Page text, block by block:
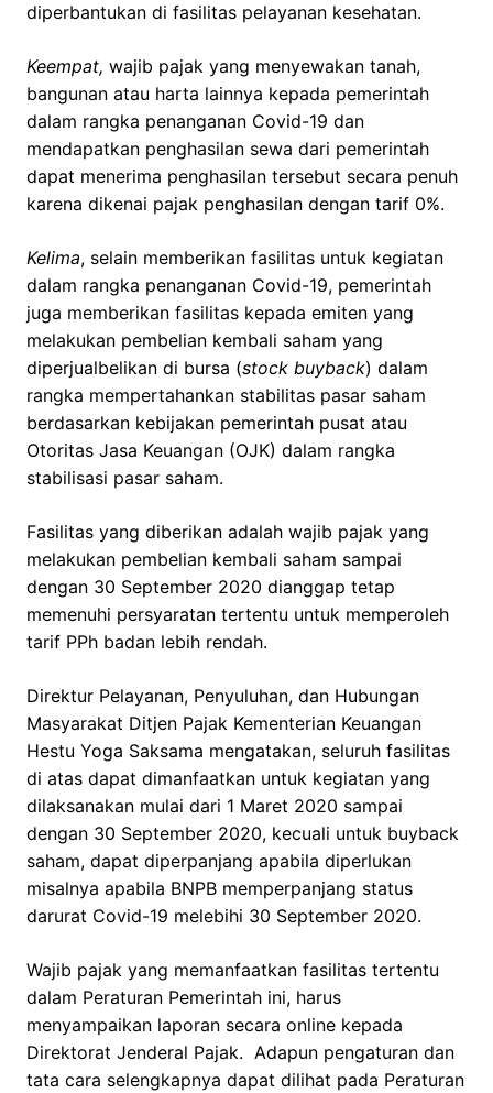
diperbantukan di fasilitas pelayanan kesehatan.
Keempat, wajib pajak yang menyewakan tanah,
bangunan atau harta lainnya kepada pemerintah
dalam rangka penanganan Covid-19 dan
mendapatkan penghasilan sewa dari pemerintah
dapat menerima penghasilan tersebut secara penuh
karena dikenai pajak penghasilan dengan tarif 0%.
Kelima, selain memberikan fasilitas untuk kegiatan
dalam rangka penanganan Covid-19, pemerintah
juga memberikan fasilitas kepada emiten yang
melakukan pembelian kembali saham yang
diperjualbelikan di bursa (stock buyback) dalam
rangka mempertahankan stabilitas pasar saham
berdasarkan kebijakan pemerintah pusat atau
Otoritas Jasa Keuangan (OJK) dalam rangka
stabilisasi pasar saham.
Fasilitas yang diberikan adalah wajib pajak yang
melakukan pembelian kembali saham sampai
dengan 30 September 2020 dianggap tetap
memenuhi persyaratan tertentu untuk memperoleh
tarif PPh badan lebih rendah.
Direktur Pelayanan, Penyuluhan, dan Hubungan
Masyarakat Ditjen Pajak Kementerian Keuangan
Hestu Yoga Saksama mengatakan, seluruh fasilitas
di atas dapat dimanfaatkan untuk kegiatan yang
dilaksanakan mulai dari 1 Maret 2020 sampai
dengan 30 September 2020, kecuali untuk buyback
saham, dapat diperpanjang apabila diperlukan
misalnya apabila BNPB memperpanjang status
darurat Covid-19 melebihi 30 September 2020.
Wajib pajak yang memanfaatkan fasilitas tertentu
dalam Peraturan Pemerintah ini, harus
menyampaikan laporan secara online kepada
Direktorat Jenderal Pajak. Adapun pengaturan dan
tata cara selengkapnya dapat dilihat pada Peraturan